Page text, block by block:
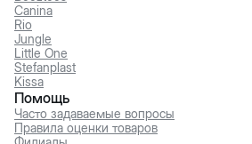
Canina
Rio
Jungle
Little One
Stefanplast
Kissa
Помощь
Часто задаваемые вопросы
Правила оценки товаров